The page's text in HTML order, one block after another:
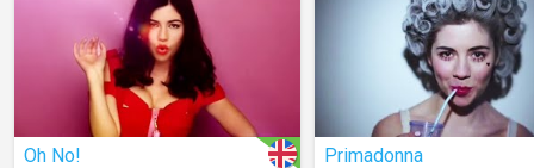
Oh No! Primadonna